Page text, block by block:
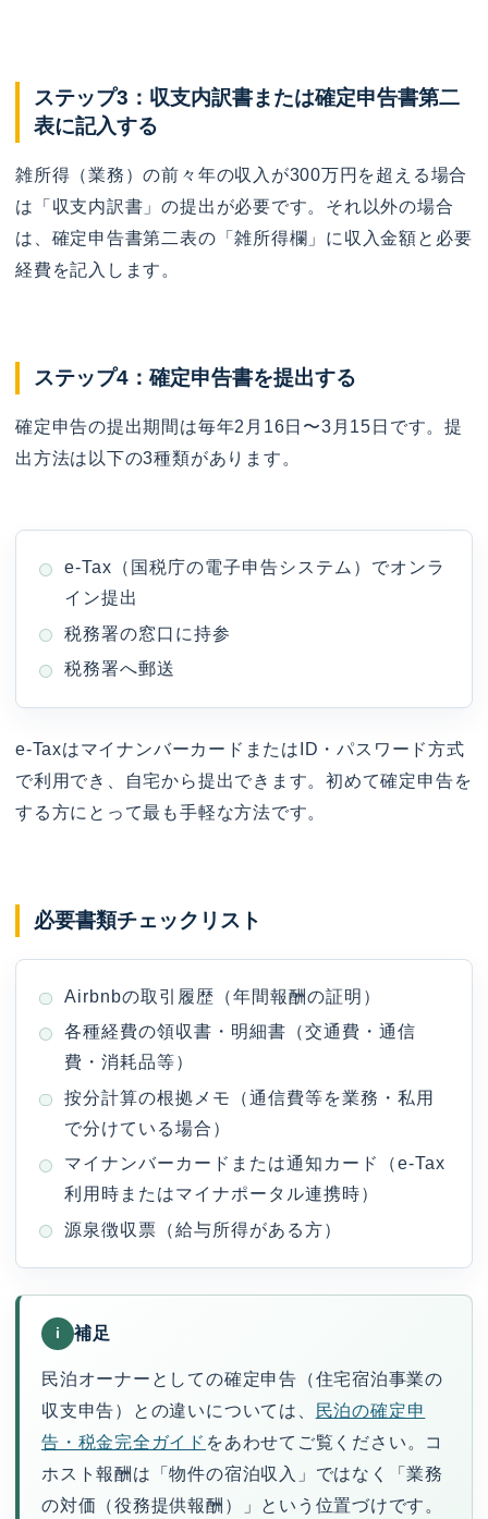
ステップ3：収支内訳書または確定申告書第二
表に記入する
雑所得（業務）の前々年の収入が300万円を超える場合
は「収支内訳書」の提出が必要です。それ以外の場合
は、確定申告書第二表の「雑所得欄」に収入金額と必要
経費を記入します。
ステップ4：確定申告書を提出する
確定申告の提出期間は毎年2月16日〜3月15日です。提
出方法は以下の3種類があります。
e-Tax（国税庁の電子申告システム）でオンラ
イン提出
税務署の窓口に持参
税務署へ郵送
e-TaxはマイナンバーカードまたはID・パスワード方式
で利用でき、自宅から提出できます。初めて確定申告を
する方にとって最も手軽な方法です。
必要書類チェックリスト
Airbnbの取引履歴（年間報酬の証明）
各種経費の領収書・明細書（交通費・通信
費・消耗品等）
按分計算の根拠メモ（通信費等を業務・私用
で分けている場合）
マイナンバーカードまたは通知カード（e-Tax
利用時またはマイナポータル連携時）
源泉徴収票（給与所得がある方）
i 補足
民泊オーナーとしての確定申告（住宅宿泊事業の
収支申告）との違いについては、
民泊の確定申
告・税金完全ガイド をあわせてご覧ください。コ
ホスト報酬は「物件の宿泊収入」ではなく「業務
の対価（役務提供報酬）」という位置づけです。